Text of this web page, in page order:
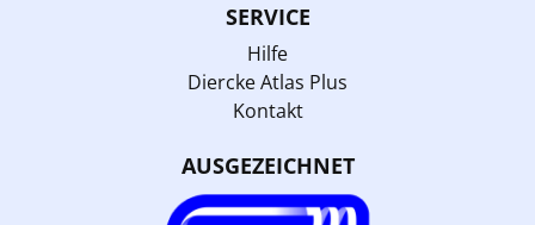
SERVICE
Hilfe
Diercke Atlas Plus
Kontakt
AUSGEZEICHNET